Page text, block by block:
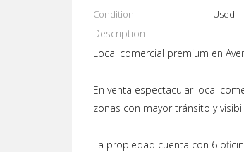
Condition
Used
Description
Local comercial premium en
En venta espectacular local
zonas con mayor tránsito y
La propiedad cuenta con 6